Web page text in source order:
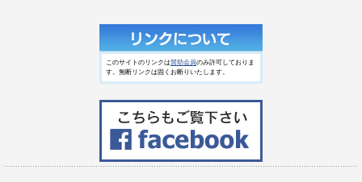
このサイトのリンクは賛助会員のみ許可しておりま
す。無断リンクは固くお断りいたします。